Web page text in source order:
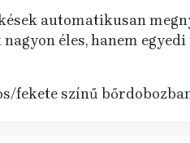
automatikusan
éles, hanem
fekete színű